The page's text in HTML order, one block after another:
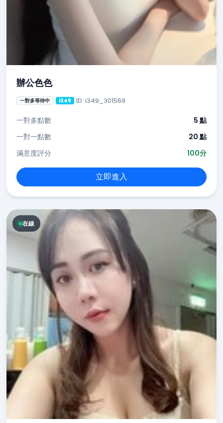
辦公色色
一對多等待中 i349 ID: i349_301569
一對多點數
5 點
一對一點數
20 點
滿意度評分
100分
立即進入
在線